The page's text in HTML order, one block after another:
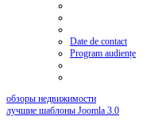
Date de contact
Program audiențe
обзоры недвижимости
лучшие шаблоны Joomla 3.0